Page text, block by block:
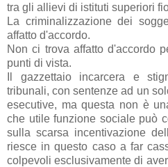
tra gli allievi di istituti superiori
La criminalizzazione dei
affatto d'accordo.
Non ci trova affatto d'accordo
punti di vista.
Il gazzettaio incarcera e
tribunali, con sentenze ad un
esecutive, ma questa non è
che utile funzione sociale può
sulla scarsa incentivazione
riesce in questo caso a far
colpevoli esclusivamente di